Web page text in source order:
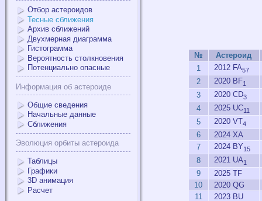
Отбор астероидов
Тесные сближения
Архив сближений
Двухмерная диаграмма
Гистограмма
Вероятность столкновения
Потенциально опасные
Информация об астероиде
Общие сведения
Начальные данные
Сближения
Эволюция орбиты астероида
Таблицы
Графики
3D анимация
Расчет
№
Астероид
1
2012 FA57
2 2020 BF1
3 2020 CD3
4 2025 UC11
5 2020 VT4
6
2024 XA
7
2024 BY15
8 2021 UA1
9
2025 TF
10
2020 QG
11
2023 BU